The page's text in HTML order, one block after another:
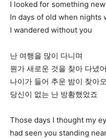
I looked for something new
In days of old when nights
I wandered without you
난 여행을 많이 다니며
뭔가 새로운 것을 찾아 다녔
나이가 들어 추운 밤이 찾아
당신이 없는 난 방황했었죠
Those days I thought my
had seen you standing